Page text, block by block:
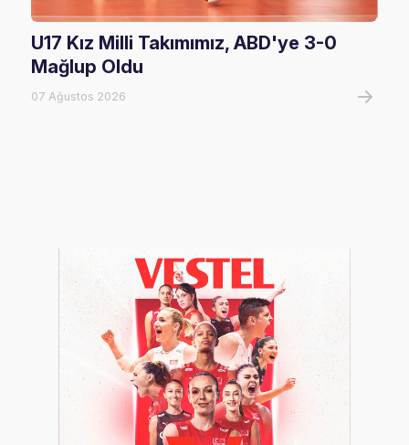
U17 Kız Milli Takımımız, ABD'ye 3-0
Mağlup Oldu
07 Ağustos 2026